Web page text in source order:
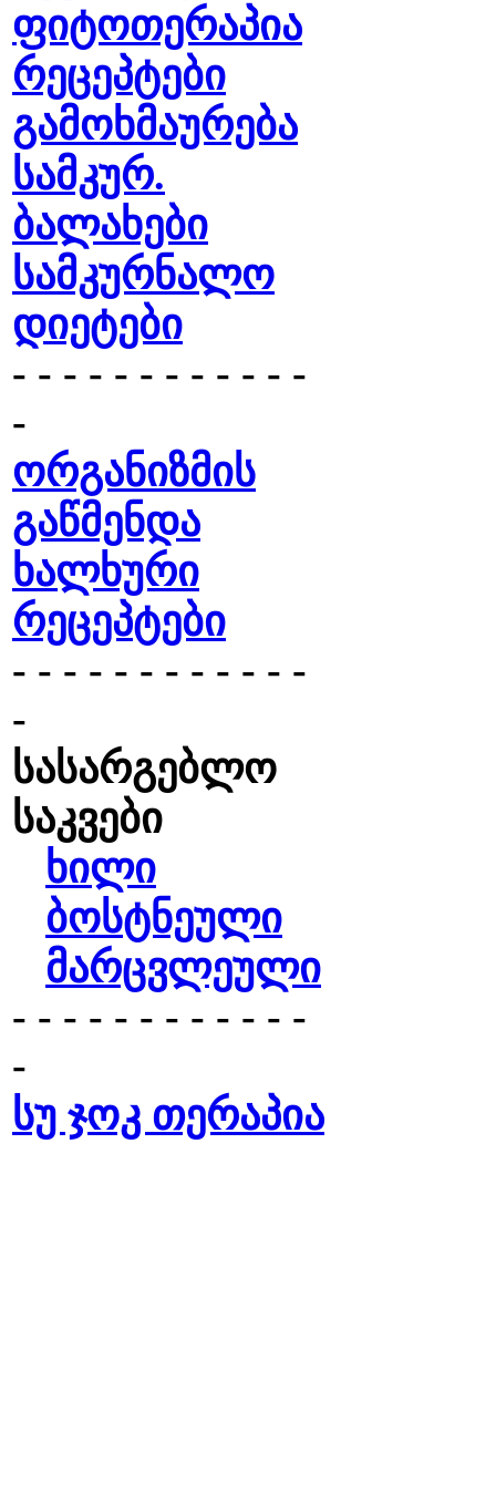
ფიტოთერაპია
რეცეპტები
გამოხმაურება
სამკურ.
ბალახები
სამკურნალო
დიეტები
- - - - - - - - - - - -
-
ორგანიზმის
გაწმენდა
ხალხური
რეცეპტები
- - - - - - - - - - - -
-
სასარგებლო
საკვები
ხილი
ბოსტნეული
მარცვლეული
- - - - - - - - - - - -
-
სუ ჯოკ თერაპია